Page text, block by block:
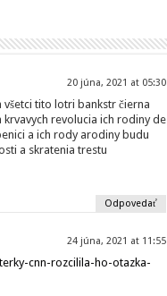
20 júna, 2021 at 05:30
všetci tito lotri bankstr čierna
revolucia ich rodiny de
a ich rody arodiny budu
a skratenia trestu
Odpovedať
24 júna, 2021 at 11:55
cnn-rozcilila-ho-otazka-